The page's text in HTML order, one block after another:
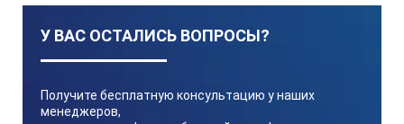
Технические характеристики Master 10PM:
У ВАС ОСТАЛИСЬ ВОПРОСЫ?
Получите бесплатную консультацию у наших
менеджеров,